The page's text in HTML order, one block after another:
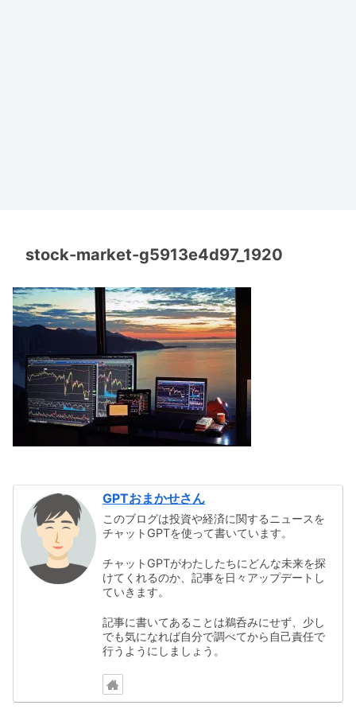
stock-market-g5913e4d97_1920
GPTおまかせさん
このブログは投資や経済に関するニュースを
チャットGPTを使って書いています。
チャットGPTがわたしたちにどんな未来を探
けてくれるのか、記事を日々アップデートし
ていきます。
記事に書いてあることは鵜呑みにせず、少し
でも気になれば自分で調べてから自己責任で
行うようにしましょう。